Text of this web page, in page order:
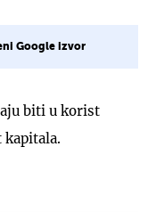
Google izvor
biti u korist
kapitala.